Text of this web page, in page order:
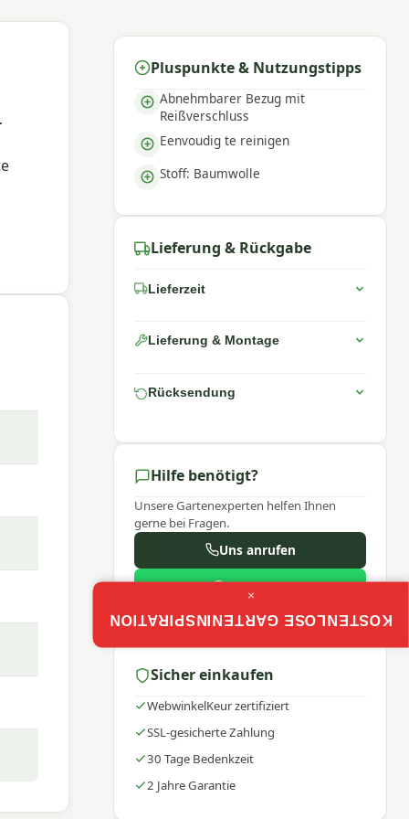
Sie
Pluspunkte & Nutzungstipps
Abnehmbarer Bezug mit
Reißverschluss
Eenvoudig te reinigen
Stoff: Baumwolle
Lieferung & Rückgabe
Lieferzeit
Lieferung & Montage
Rücksendung
Hilfe benötigt?
Unsere Gartenexperten helfen Ihnen
gerne bei Fragen.
Uns anrufen
WhatsApp
Mo–Fr: 9:00–17:30
Sicher einkaufen
WebwinkelKeur zertifiziert
SSL-gesicherte Zahlung
30 Tage Bedenkzeit
2 Jahre Garantie
KOSTENLOSE GARTENINSPIRATION
×